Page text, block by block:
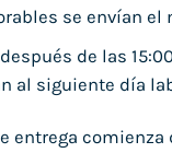
se envían el
de las
al siguiente día
entrega comienza